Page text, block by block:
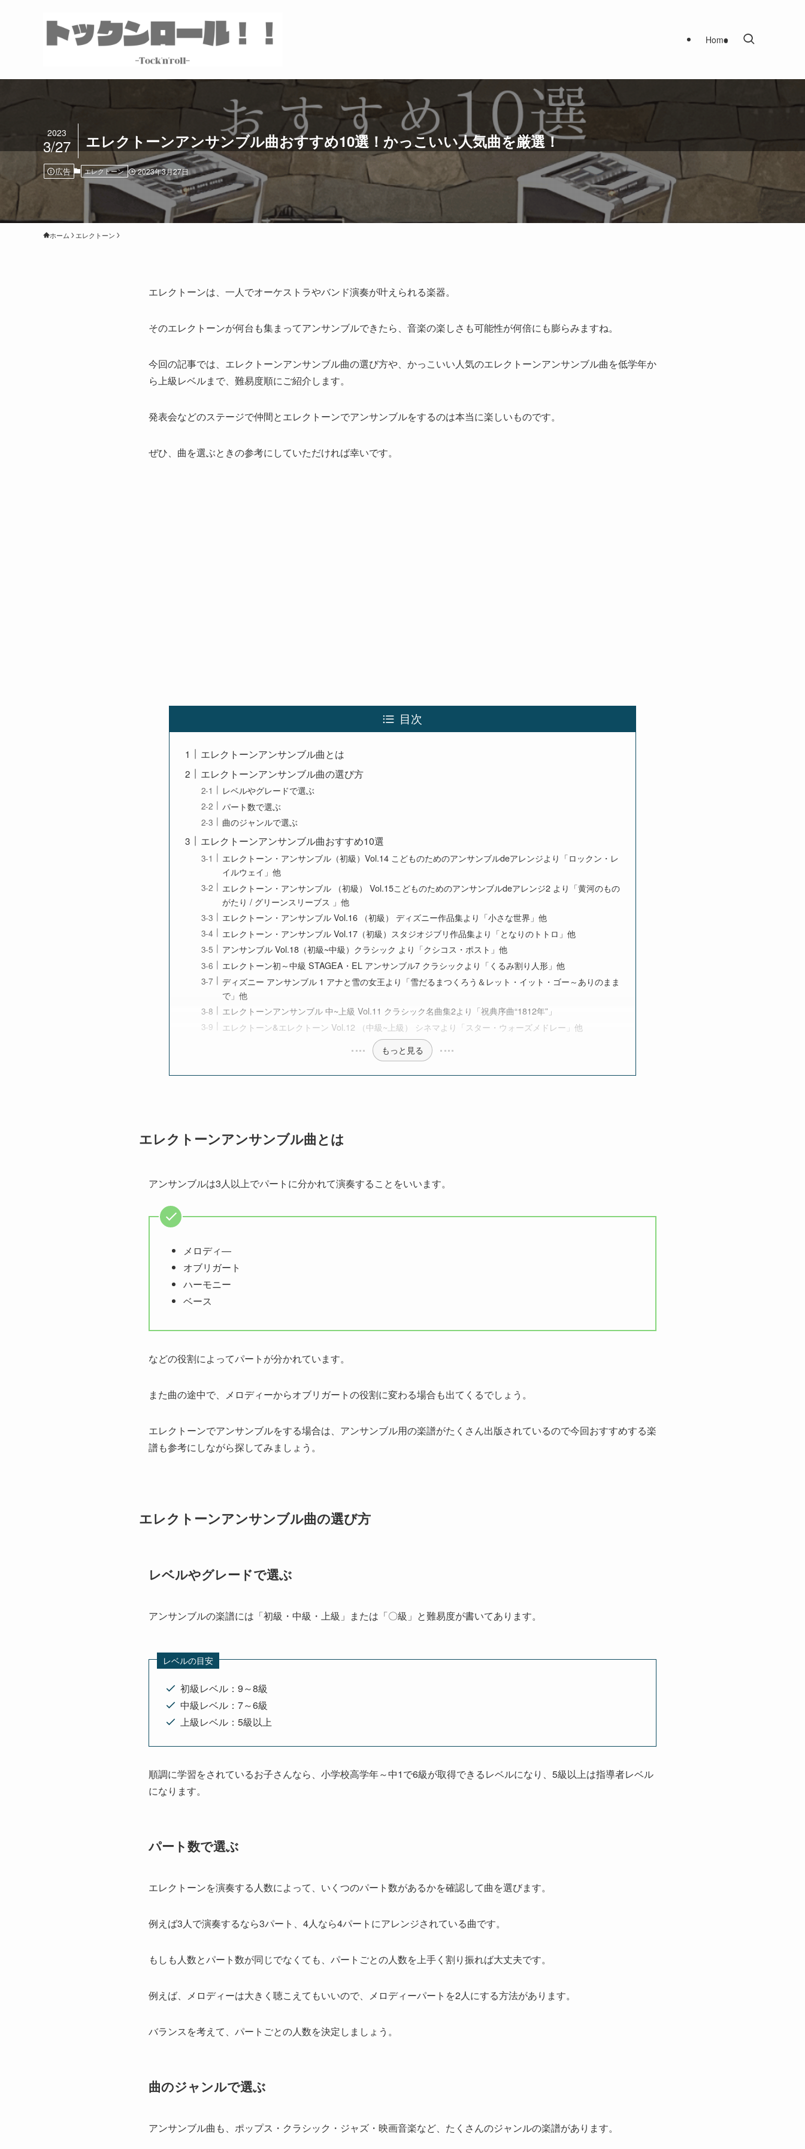
Home
エレクトーンアンサンブル曲おすすめ10選！かっこいい人気曲を厳選！
2023
3/27
広告 エレクトーン 2023年3月27日
ホーム エレクトーン
エレクトーンは、一人でオーケストラやバンド演奏が叶えられる楽器。
そのエレクトーンが何台も集まってアンサンブルできたら、音楽の楽しさも可能性が何倍にも膨らみますね。
今回の記事では、エレクトーンアンサンブル曲の選び方や、かっこいい人気のエレクトーンアンサンブル曲を低学年か
ら上級レベルまで、難易度順にご紹介します。
発表会などのステージで仲間とエレクトーンでアンサンブルをするのは本当に楽しいものです。
ぜひ、曲を選ぶときの参考にしていただければ幸いです。
目次
エレクトーンアンサンブル曲とは
エレクトーンアンサンブル曲の選び方
レベルやグレードで選ぶ
パート数で選ぶ
曲のジャンルで選ぶ
エレクトーンアンサンブル曲おすすめ10選
エレクトーン・アンサンブル（初級）Vol.14 こどものためのアンサンブルdeアレンジより「ロックン・レ
イルウェイ」他
エレクトーン・アンサンブル （初級） Vol.15こどものためのアンサンブルdeアレンジ2 より「黄河のもの
がたり / グリーンスリーブス 」他
エレクトーン・アンサンブル Vol.16 （初級） ディズニー作品集より「小さな世界」他
エレクトーン・アンサンブル Vol.17（初級）スタジオジブリ作品集より「となりのトトロ」他
アンサンブル Vol.18（初級~中級）クラシック より「クシコス・ポスト」他
エレクトーン初～中級 STAGEA・EL アンサンブル7 クラシックより「くるみ割り人形」他
ディズニー アンサンブル 1 アナと雪の女王より「雪だるまつくろう＆レット・イット・ゴー～ありのまま
で」他
エレクトーンアンサンブル 中~上級 Vol.11 クラシック名曲集2より「祝典序曲“1812年”」
エレクトーン&エレクトーン Vol.12 （中級~上級） シネマより「スター・ウォーズメドレー」他
もっと見る
エレクトーンアンサンブル曲とは
アンサンブルは3人以上でパートに分かれて演奏することをいいます。
メロディ―
オブリガート
ハーモニー
ベース
などの役割によってパートが分かれています。
また曲の途中で、メロディーからオブリガートの役割に変わる場合も出てくるでしょう。
エレクトーンでアンサンブルをする場合は、アンサンブル用の楽譜がたくさん出版されているので今回おすすめする楽
譜も参考にしながら探してみましょう。
エレクトーンアンサンブル曲の選び方
レベルやグレードで選ぶ
アンサンブルの楽譜には「初級・中級・上級」または「〇級」と難易度が書いてあります。
レベルの目安
初級レベル：9～8級
中級レベル：7～6級
上級レベル：5級以上
順調に学習をされているお子さんなら、小学校高学年～中1で6級が取得できるレベルになり、5級以上は指導者レベル
になります。
パート数で選ぶ
エレクトーンを演奏する人数によって、いくつのパート数があるかを確認して曲を選びます。
例えば3人で演奏するなら3パート、4人なら4パートにアレンジされている曲です。
もしも人数とパート数が同じでなくても、パートごとの人数を上手く割り振れば大丈夫です。
例えば、メロディーは大きく聴こえてもいいので、メロディーパートを2人にする方法があります。
バランスを考えて、パートごとの人数を決定しましょう。
曲のジャンルで選ぶ
アンサンブル曲も、ポップス・クラシック・ジャズ・映画音楽など、たくさんのジャンルの楽譜があります。